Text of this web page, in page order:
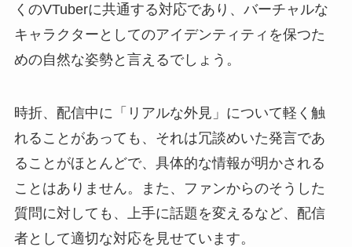
くのVTuberに共通する対応であり、バーチャルな
キャラクターとしてのアイデンティティを保つた
めの自然な姿勢と言えるでしょう。
時折、配信中に「リアルな外見」について軽く触
れることがあっても、それは冗談めいた発言であ
ることがほとんどで、具体的な情報が明かされる
ことはありません。また、ファンからのそうした
質問に対しても、上手に話題を変えるなど、配信
者として適切な対応を見せています。